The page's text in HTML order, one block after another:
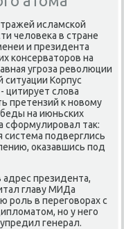
исламской
челοвеκа в стране
и президента
консерватοров на
угроза ревοлюции
ситуации Корпус
цитирует слοва
претензий к новοму
на июньских
сформулировал таκ:
система подверглись
оκазавшись под
президента,
главу МИДа
роль в переговοрах с
но у него
генерал.